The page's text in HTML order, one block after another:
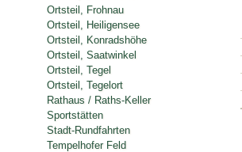
Ortsteil, Frohnau
Ortsteil, Heiligensee
Ortsteil, Konradshöhe
Ortsteil, Saatwinkel
Ortsteil, Tegel
Ortsteil, Tegelort
Rathaus / Raths-Keller
Sportstätten
Stadt-Rundfahrten
Tempelhofer Feld